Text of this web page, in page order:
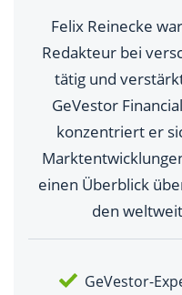
Felix Reinecke
Redakteur bei
tätig und
GeVestor
konzentriert er
einen Überblick
den
GeVestor-